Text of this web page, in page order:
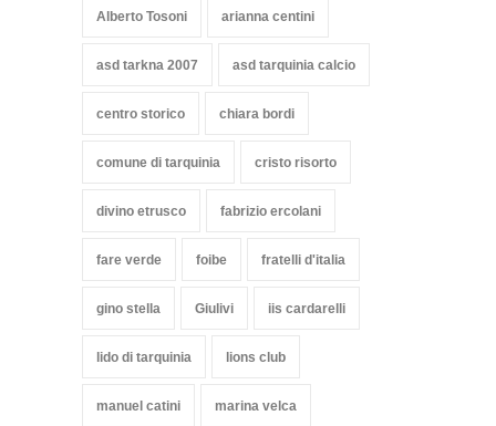
Alberto Tosoni arianna centini
asd tarkna 2007 asd tarquinia calcio
centro storico chiara bordi
comune di tarquinia cristo risorto
divino etrusco fabrizio ercolani
fare verde foibe fratelli d'italia
gino stella Giulivi iis cardarelli
lido di tarquinia lions club
manuel catini marina velca